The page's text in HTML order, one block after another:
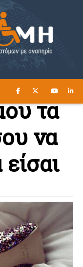
ΕΔΩ ►
τα
να